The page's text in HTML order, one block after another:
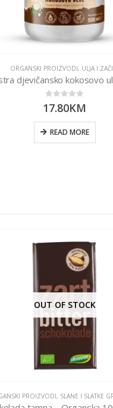
ORGANSKI PROIZVODI, ULJA I
0 out of 5
17.80KM
READ MORE
OUT OF STOCK
PROIZVODI, SLANE I SLATKE